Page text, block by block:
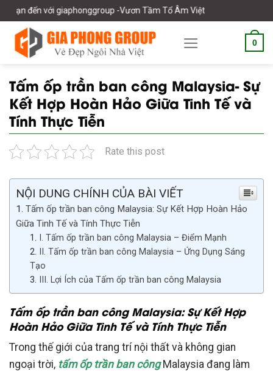
Skip
to
content
giaphonggroup -Vươn Tầm Tổ Âm Việt
0
Tấm ốp trần ban công Malaysia- Sự
Kết Hợp Hoàn Hảo Giữa Tinh Tế và
Tính Thực Tiễn
Rate this post
NỘI DUNG CHÍNH CỦA BÀI VIẾT
Tấm ốp trần ban công Malaysia: Sự Kết Hợp Hoàn Hảo
Giữa Tinh Tế và Tính Thực Tiễn
I. Tấm ốp trần ban công Malaysia – Điểm Mạnh
II. Tấm ốp trần ban công Malaysia – Ứng Dụng Sáng
Tạo
III. Lợi Ích của Tấm ốp trần ban công Malaysia
Tấm ốp trần ban công Malaysia: Sự Kết Hợp
Hoàn Hảo Giữa Tinh Tế và Tính Thực Tiễn
Trong thế giới của trang trí nội thất và không gian
ngoại trời, tấm ốp trần ban côngMalaysia đang làm